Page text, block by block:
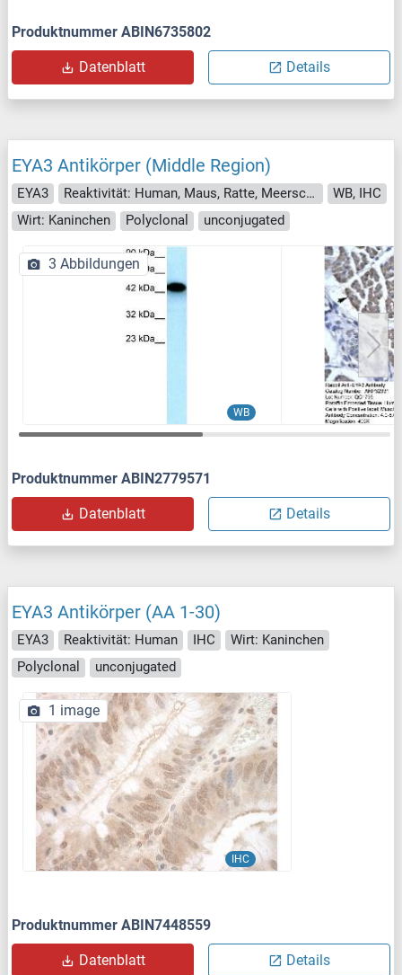
Produktnummer ABIN6735802
Datenblatt Details
EYA3 Antikörper (Middle Region)
EYA3 Reaktivität: Human, Maus, Ratte, Meerschweinchen, Kaninchen, Rind (Kuh), Pferd, Schaf, Hund
WB, IHC
Wirt: Kaninchen
Polyclonal unconjugated
WB
3 Abbildungen
Produktnummer ABIN2779571
Datenblatt Details
EYA3 Antikörper (AA 1-30)
EYA3 Reaktivität: Human IHC
Wirt: Kaninchen
Polyclonal
unconjugated
IHC
1 image
Produktnummer ABIN7448559
Datenblatt Details